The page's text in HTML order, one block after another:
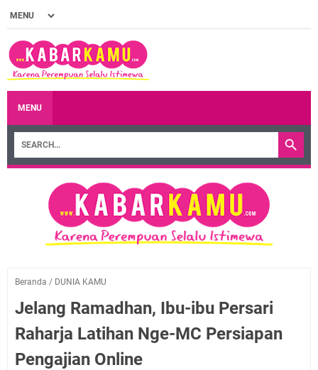
MENU
Beranda / DUNIA KAMU
Jelang Ramadhan, Ibu-ibu Persari
Raharja Latihan Nge-MC Persiapan
Pengajian Online